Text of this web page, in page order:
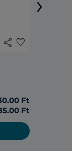
share favorite
Ft
Ft